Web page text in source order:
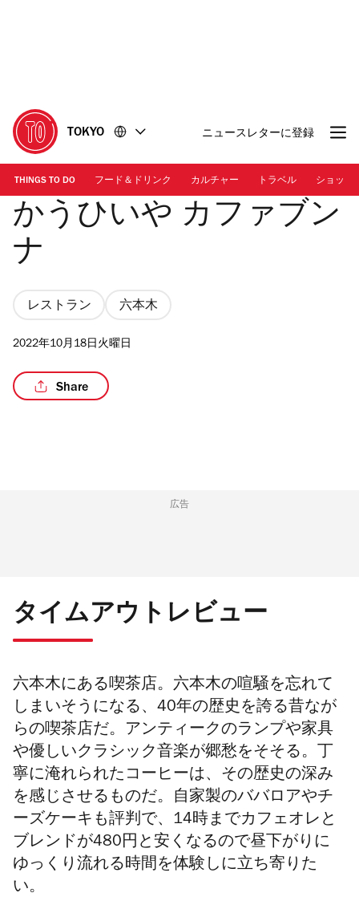
に
移
動
移
動
TOKYO ニュースレターに登録
THINGS TO DO フード＆ドリンク カルチャー トラベル ショッピ
かうひいや カファブン
ナ
レストラン 六本木
2022年10月18日火曜日
Share
広告
タイムアウトレビュー
六本木にある喫茶店。六本木の喧騒を忘れて
しまいそうになる、40年の歴史を誇る昔なが
らの喫茶店だ。アンティークのランプや家具
や優しいクラシック音楽が郷愁をそそる。丁
寧に淹れられたコーヒーは、その歴史の深み
を感じさせるものだ。自家製のババロアやチ
ーズケーキも評判で、14時までカフェオレと
ブレンドが480円と安くなるので昼下がりに
ゆっくり流れる時間を体験しに立ち寄りた
い。